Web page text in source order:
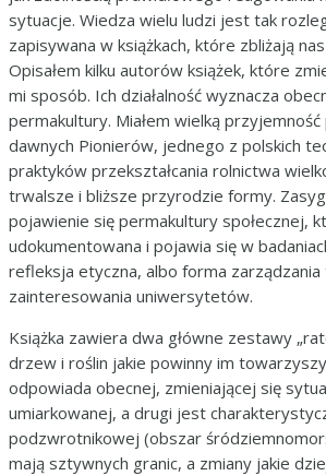
sytuacje. Wiedza wielu ludzi jest tak
zapisywana w książkach, które zbliżają
Opisałem kilku autorów książek, które
mi sposób. Ich działalność wyznacza
permakultury. Miałem wielką
dawnych Pionierów, jednego z polskich
praktyków przekształcania rolnictwa
trwalsze i bliższe przyrodzie formy.
pojawienie się permakultury społecznej,
udokumentowana i pojawia się w
refleksja etyczna, albo forma
zainteresowania uniwersytetów.
Książka zawiera dwa główne zestawy
drzew i roślin jakie powinny im
odpowiada obecnej, zmieniającej się
umiarkowanej, a drugi jest
podzwrotnikowej (obszar
mają sztywnych granic, a zmiany jakie